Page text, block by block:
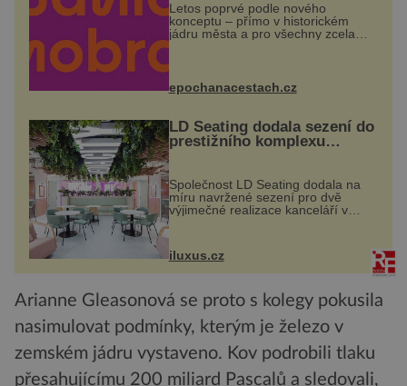
Letos poprvé podle nového
konceptu – přímo v historickém
jádru města a pro všechny zcela
zdarma. Hlavní program se
náměstí. Návštěvníci se mohou těšit
na víno, burčák, pes...
epochanacestach.cz
LD Seating dodala sezení do
prestižního komplexu
MediaCityUK v Salfordu
Společnost LD Seating dodala na
míru navržené sezení pro dvě
výjimečné realizace kanceláří v
areálu MediaCityUK v anglickém
Tower a Orange Tower. Komplex
budov Media...
iluxus.cz
Arianne Gleasonová se proto s kolegy pokusila
nasimulovat podmínky, kterým je železo v
zemském jádru vystaveno. Kov podrobili tlaku
přesahujícímu 200 miliard Pascalů a sledovali,